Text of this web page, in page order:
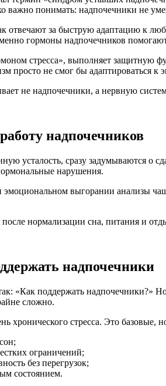
важно понимать: надпочечники не
отвечают за быструю адаптацию к
гормоны надпочечников
стресса», выполняет защитную
просто не смог бы адаптироваться к
не надпочечники, а нервную
надпочечников
усталость, сразу задумываются о
нарушения.
выгорании анализы
нормализации сна, питания и
надпочечники
«Как поддержать
сложно.
хронического стресса. Это базовые,
ограничений;
без перегрузок;
состоянием.